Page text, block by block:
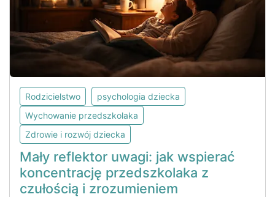
Rodzicielstwo
psychologia dziecka
Wychowanie przedszkolaka
Zdrowie i rozwój dziecka
Mały reflektor uwagi: jak wspierać
koncentrację przedszkolaka z
czułością i zrozumieniem